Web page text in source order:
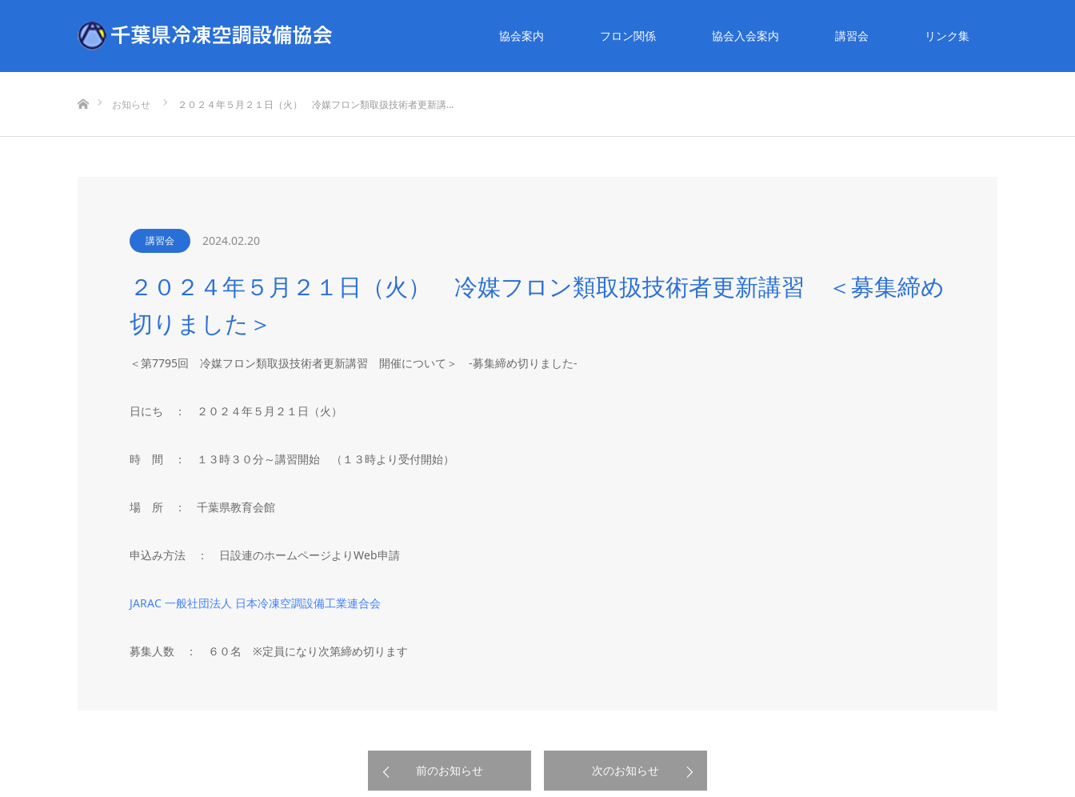
協会案内 フロン関係 協会入会案内 講習会 リンク集
お知らせ
２０２４年５月２１日（火） 冷媒フロン類取扱技術者更新講…
講習会 2024.02.20
２０２４年５月２１日（火） 冷媒フロン類取扱技術者更新講習 ＜募集締め
切りました＞
＜第7795回 冷媒フロン類取扱技術者更新講習 開催について＞ -募集締め切りました-
日にち ： ２０２４年５月２１日（火）
時 間 ： １３時３０分～講習開始 （１３時より受付開始）
場 所 ： 千葉県教育会館
申込み方法 ： 日設連のホームページよりWeb申請
JARAC 一般社団法人 日本冷凍空調設備工業連合会
募集人数 ： ６０名 ※定員になり次第締め切ります
前のお知らせ 次のお知らせ